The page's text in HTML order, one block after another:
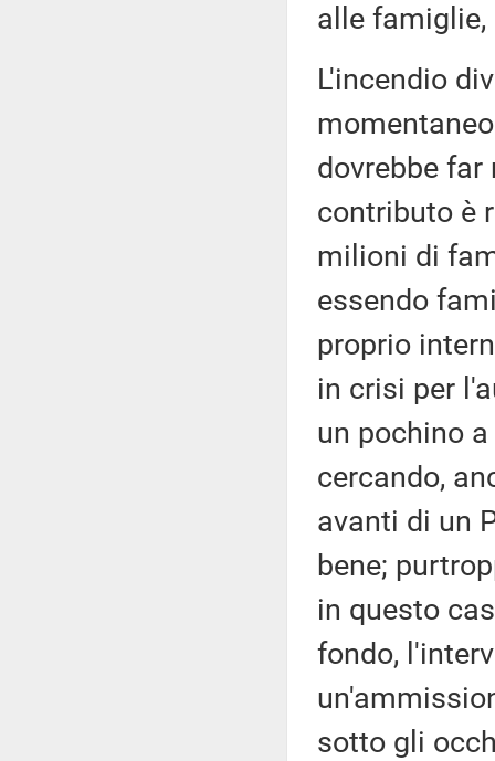
alle
L'incendio
dovrebbe
contributo è
milioni di
essendo
proprio
in crisi per
un pochino
cercando,
avanti di un
bene;
in questo
fondo,
sotto gli